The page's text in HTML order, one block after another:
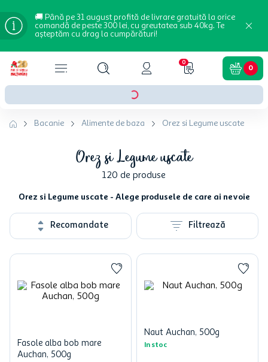
🚚 Până pe 31 august profită de livrare gratuită la orice
comandă de peste 300 lei, cu greutatea sub 40kg. Te
așteptăm cu drag la cumpărături!
0
0
Bacanie Alimente de baza Orez si Legume uscate
Orez si Legume uscate
120 de produse
Orez si Legume uscate - Alege produsele de care ai nevoie
Recomandate Filtrează
Fasole alba bob mare
Auchan, 500g
Naut Auchan, 500g
In stoc